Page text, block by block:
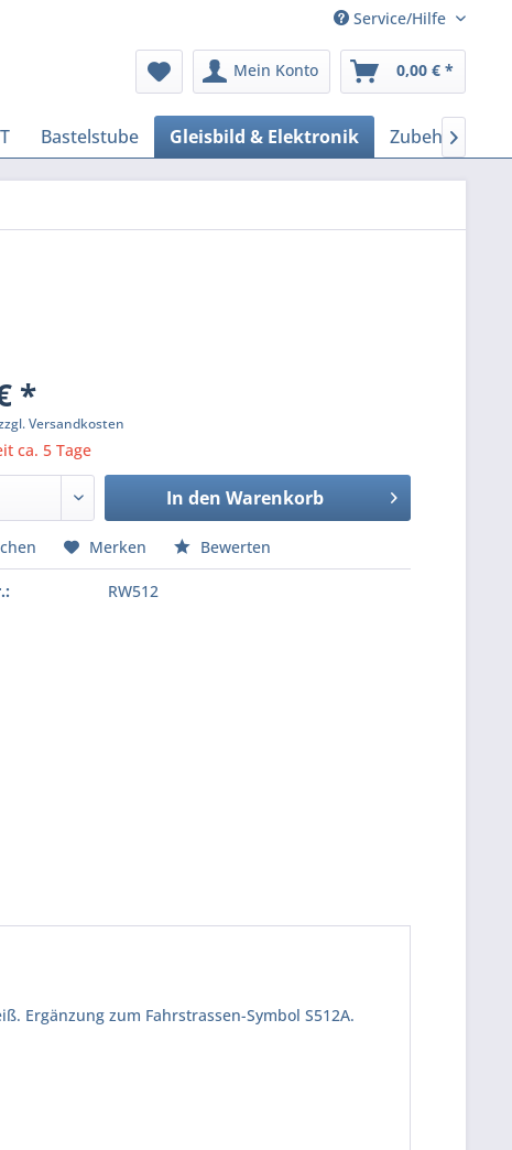
Service/Hilfe
Mein Konto 0,00 € *
Bastelstube Gleisbild & Elektronik Zubehör

*
Versandkosten
ca. 5 Tage
In den Warenkorb
Merken Bewerten
RW512
Ergänzung zum Fahrstrassen-Symbol S512A.